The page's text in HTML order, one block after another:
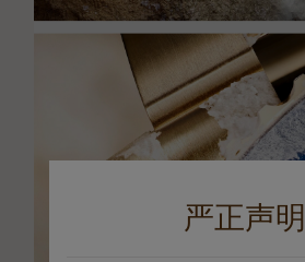
严正声明